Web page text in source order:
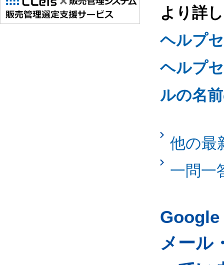
より詳
ヘルプ
ヘルプ
ルの名
他の最
一問一
Google
メール